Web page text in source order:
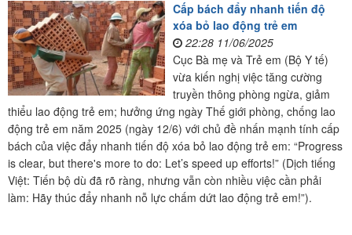
Cấp bách đẩy nhanh tiến độ
xóa bỏ lao động trẻ em
22:28 11/06/2025
Cục Bà mẹ và Trẻ em (Bộ Y tế)
vừa kiến nghị việc tăng cường
truyền thông phòng ngừa, giảm
thiểu lao động trẻ em; hưởng ứng ngày Thế giới phòng, chống lao
động trẻ em năm 2025 (ngày 12/6) với chủ đề nhấn mạnh tính cấp
bách của việc đẩy nhanh tiến độ xóa bỏ lao động trẻ em: “Progress
is clear, but there's more to do: Let’s speed up efforts!” (Dịch tiếng
Việt: Tiến bộ dù đã rõ ràng, nhưng vẫn còn nhiều việc cần phải
làm: Hãy thúc đẩy nhanh nỗ lực chấm dứt lao động trẻ em!”).